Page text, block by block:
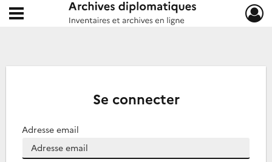
Archives diplomatiques
Ouvrir le menu déroulant
Se connecter
Adresse email